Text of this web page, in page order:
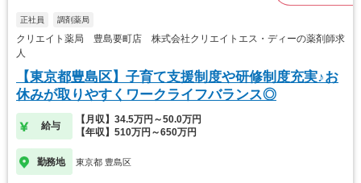
正社員 調剤薬局
クリエイト薬局 豊島要町店 株式会社クリエイトエス・ディーの薬剤師求
人
【東京都豊島区】子育て支援制度や研修制度充実♪お
休みが取りやすくワークライフバランス◎
給与
【月収】34.5万円～50.0万円
【年収】510万円～650万円
勤務地 東京都 豊島区